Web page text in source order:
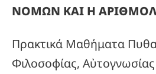
ΝΟΜΩΝ ΚΑΙ Η
Πρακτικά Μαθήματα
Φιλοσοφίας,